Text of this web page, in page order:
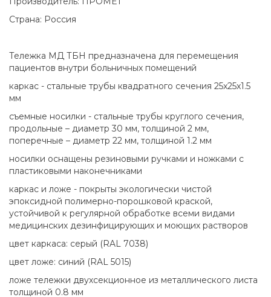
Страна: Россия
Тележка МД ТБН предназначена для перемещения
пациентов внутри больничных помещений
каркас - стальные трубы квадратного сечения 25x25x1.5
мм
съемные носилки - стальные трубы круглого сечения,
продольные – диаметр 30 мм, толщиной 2 мм,
поперечные – диаметр 22 мм, толщиной 1.2 мм
носилки оснащены резиновыми ручками и ножками с
пластиковыми наконечниками
каркас и ложе - покрыты экологически чистой
эпоксидной полимерно-порошковой краской,
устойчивой к регулярной обработке всеми видами
медицинских дезинфицирующих и моющих растворов
цвет каркаса: серый (RAL 7038)
цвет ложе: синий (RAL 5015)
ложе тележки двухсекционное из металлического листа
толщиной 0.8 мм